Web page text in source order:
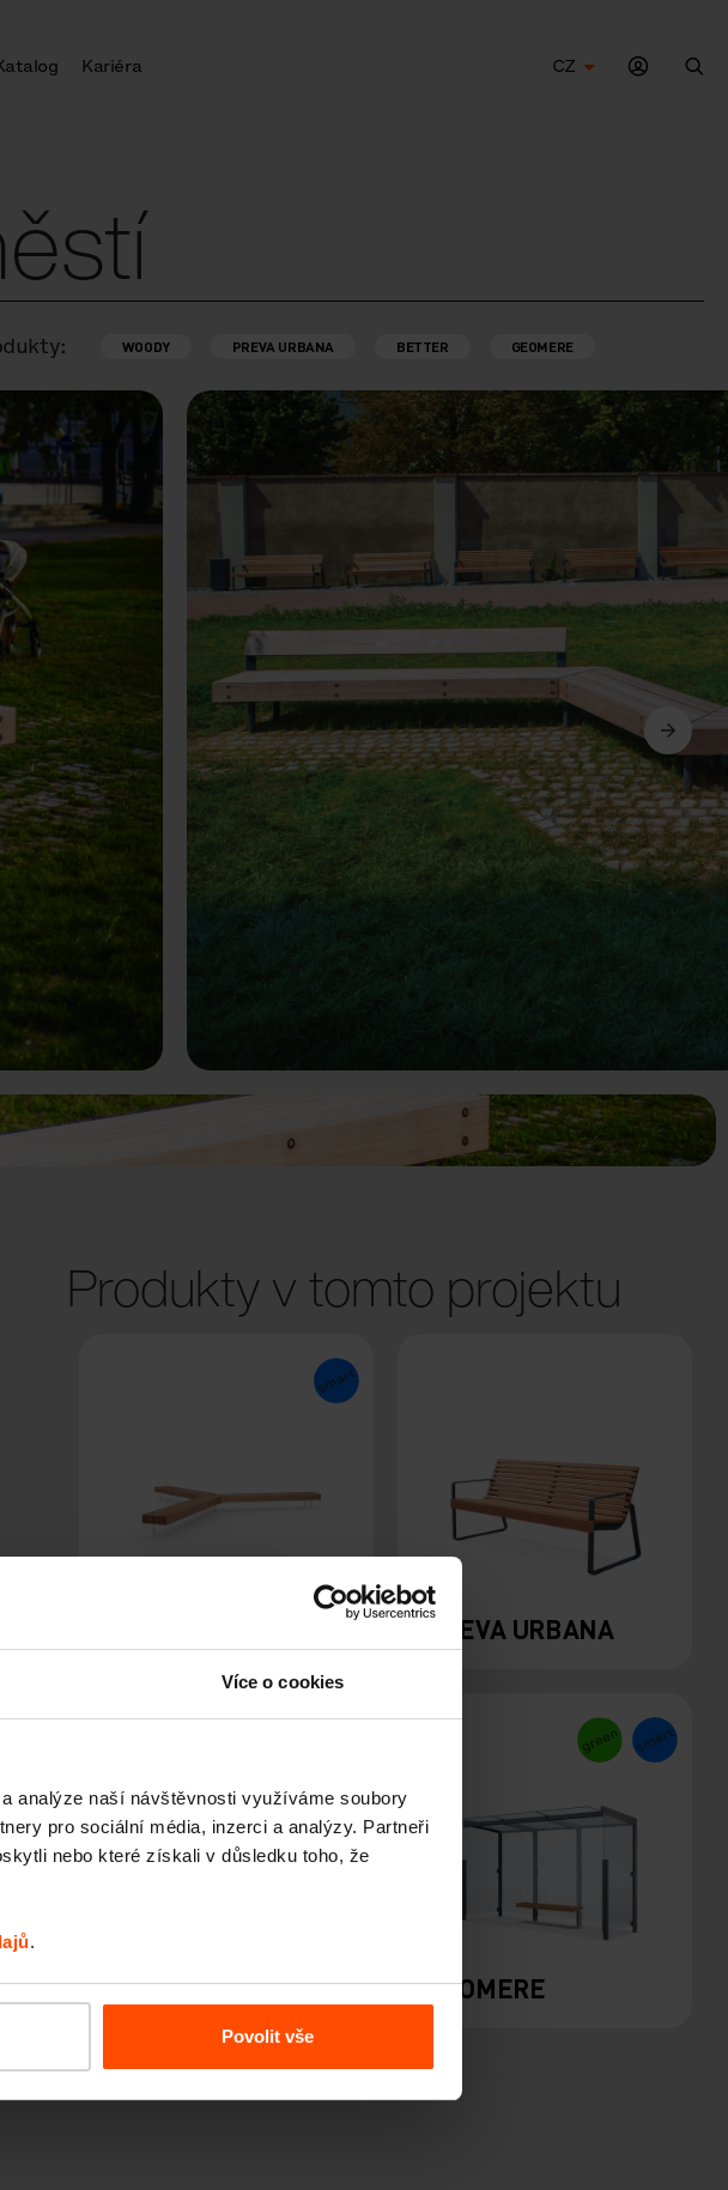
Více o cookies
analýze naší návštěvnosti využíváme soubory
pro sociální média, inzerci a analýzy. Partneři
nebo které získali v důsledku toho, že
.
Povolit vše
Kariéra
CZ
WOODY PREVA URBANA BETTER GEOMERE
Další
Produkty v tomto projektu
PREVA URBANA
BETTER GEOMERE